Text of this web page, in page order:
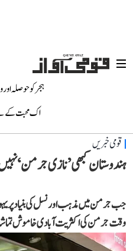
ہجر کو حوصلہ
اک محبت کے
قومی خبریں
ہندوستان کبھی ’نازی جرمن‘
جب جرمن میں مذہب او ر نسل کی بنیاد پر
وقت جرمن کی اکثریت آبادی خاموش